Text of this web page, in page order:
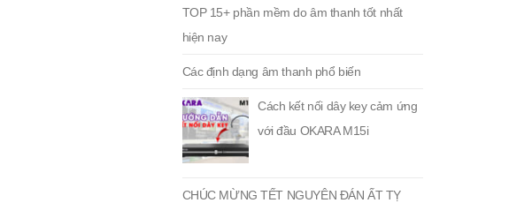
TOP 15+ phần mềm do âm thanh tốt nhất
hiện nay
Các định dạng âm thanh phổ biến
Cách kết nối dây key cảm ứng
với đầu OKARA M15i
CHÚC MỪNG TẾT NGUYÊN ĐÁN ẤT TỴ